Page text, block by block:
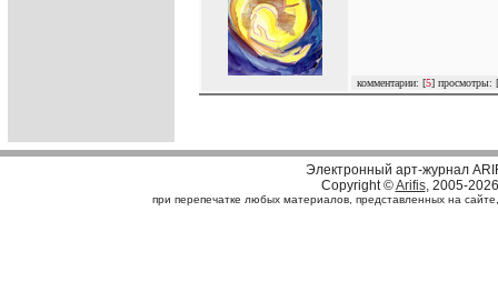
комментарии: [5] просмотры: [
Электронный арт-журнал
Copyright ©Arifis, 2005-2026
при перепечатке любых материалов, представленных на